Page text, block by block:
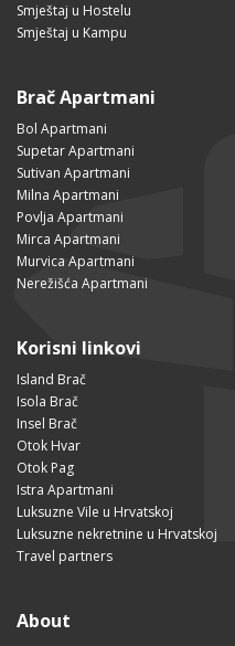
Smještaj u Hostelu
Smještaj u Kampu
Brač Apartmani
Bol Apartmani
Supetar Apartmani
Sutivan Apartmani
Milna Apartmani
Povlja Apartmani
Mirca Apartmani
Murvica Apartmani
Nerežišća Apartmani
Korisni linkovi
Island Brač
Isola Brač
Insel Brač
Otok Hvar
Otok Pag
Istra Apartmani
Luksuzne Vile u Hrvatskoj
Luksuzne nekretnine u Hrvatskoj
Travel partners
About